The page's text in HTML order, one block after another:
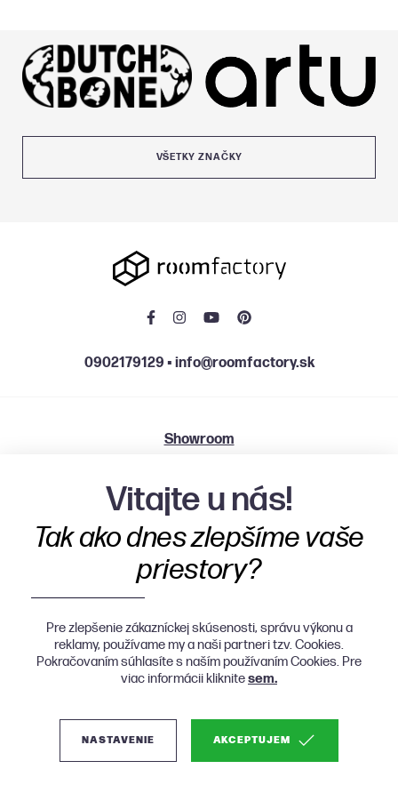
VŠETKY ZNAČKY
0902179129 ▪ info@roomfactory.sk
Showroom
Po, St, Št 9:00 - 12:00 | 13:00 - 18:00
Ut, Pia 9:00 - 12:00 | 13:00 - 16:00
Vitajte u nás!
Tak ako dnes zlepšíme vaše
priestory?
Pre zlepšenie zákazníckej skúsenosti, správu výkonu a
reklamy, používame my a naši partneri tzv. Cookies.
Pokračovaním súhlasíte s naším používaním Cookies. Pre
viac informácii kliknitesem.
AKCEPTUJEM
NASTAVENIE